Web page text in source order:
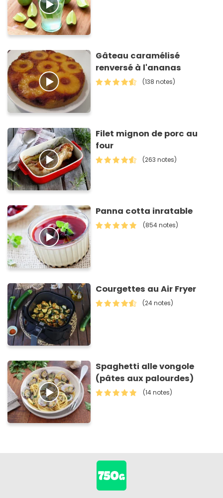
Gâteau caramélisé
renversé à l'ananas
(138 notes)
Filet mignon de porc au
four
(263 notes)
Panna cotta inratable
(854 notes)
Courgettes au Air Fryer
(24 notes)
Spaghetti alle vongole
(pâtes aux palourdes)
(14 notes)